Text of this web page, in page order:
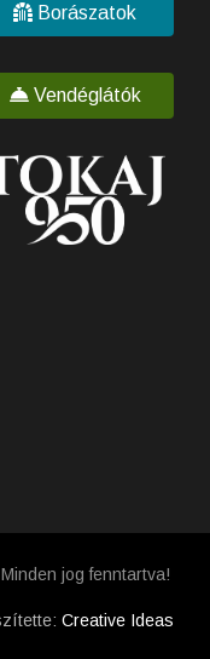
Borászatok
Vendéglátók
jog fenntartva!
Creative Ideas